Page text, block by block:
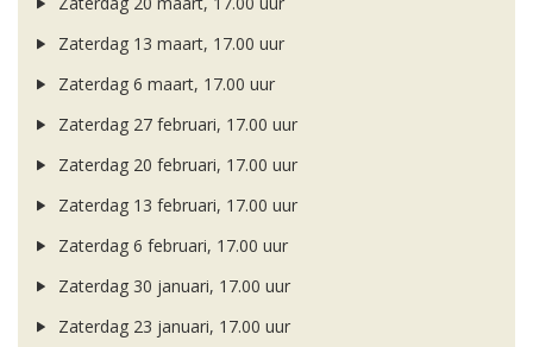
Zaterdag 13 maart, 17.00 uur
Zaterdag 6 maart, 17.00 uur
Zaterdag 27 februari, 17.00 uur
Zaterdag 20 februari, 17.00 uur
Zaterdag 13 februari, 17.00 uur
Zaterdag 6 februari, 17.00 uur
Zaterdag 30 januari, 17.00 uur
Zaterdag 23 januari, 17.00 uur